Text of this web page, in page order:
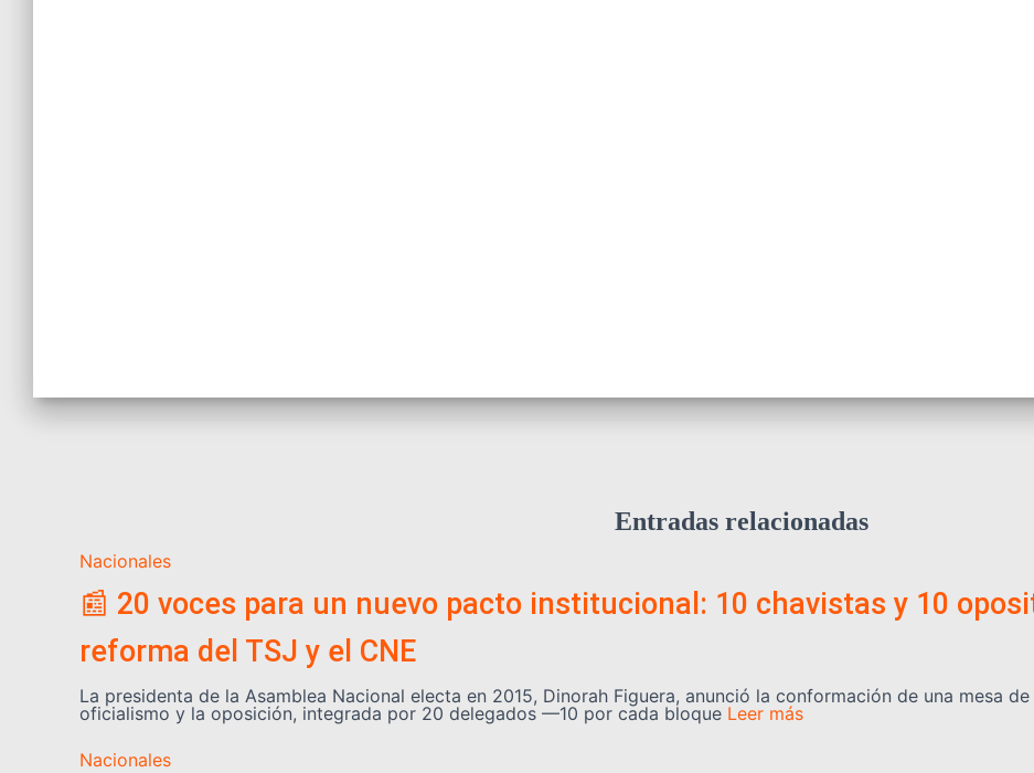
Entradas relacionadas
Nacionales
📰 20 voces para un nuevo pacto institucional: 10 chavistas y 10
reforma del TSJ y el CNE
La presidenta de la Asamblea Nacional electa en 2015, Dinorah Figuera, anunció la conformación de una mesa
oficialismo y la oposición, integrada por 20 delegados —10 por cada bloque Leer más
Nacionales